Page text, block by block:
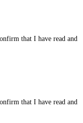
that I have read and
that I have read and